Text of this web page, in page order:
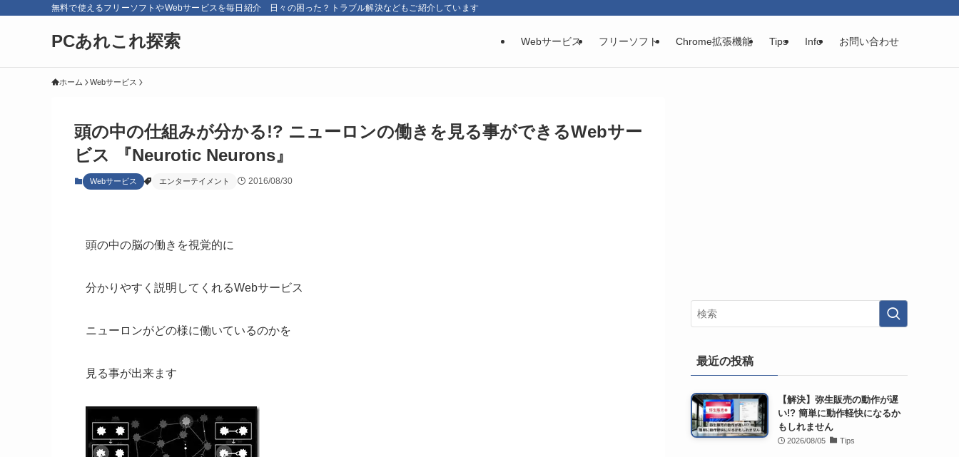
無料で使えるフリーソフトやWebサービスを毎日紹介 日々の困った？トラブル解決などもご紹介しています
PCあれこれ探索 Webサービス フリーソフト Chrome拡張機能 Tips Info お問い合わせ
ホーム Webサービス
頭の中の仕組みが分かる!? ニューロンの働きを見る事ができるWebサー
ビス 『Neurotic Neurons』
Webサービス エンターテイメント 2016/08/30
頭の中の脳の働きを視覚的に
分かりやすく説明してくれるWebサービス
ニューロンがどの様に働いているのかを
見る事が出来ます
最近の投稿
【解決】弥生販売の動作が遅
い!? 簡単に動作軽快になるか
もしれません
2026/08/05 Tips